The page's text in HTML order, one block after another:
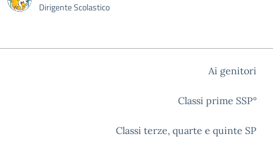
Dirigente Scolastico
Ai genitori
Classi prime SSP°
Classi terze, quarte e quinte SP